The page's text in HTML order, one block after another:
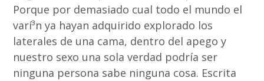
Porque por demasiado cual todo el mundo el
varí³n ya hayan adquirido explorado los
laterales de una cama, dentro del apego y
nuestro sexo una sola verdad podrí­a ser
ninguna persona sabe ninguna cosa. Escrita